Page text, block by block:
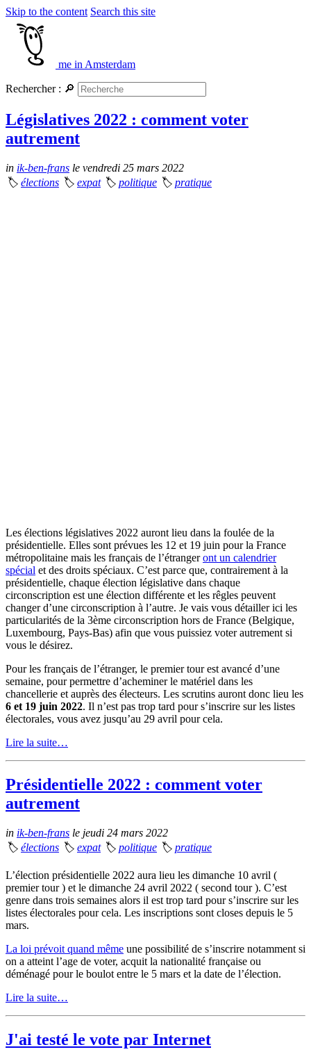
Skip to the content Search this site
me in Amsterdam
Rechercher : 🔎
Législatives 2022 : comment voter
autrement
in ik-ben-frans le vendredi 25 mars 2022
🏷 élections 🏷 expat 🏷 politique 🏷 pratique
Les élections législatives 2022 auront lieu dans la foulée de la
présidentielle. Elles sont prévues les 12 et 19 juin pour la France
métropolitaine mais les français de l’étrangeront un calendrier
spécial et des droits spéciaux. C’est parce que, contrairement à la
présidentielle, chaque élection législative dans chaque
circonscription est une élection différente et les rêgles peuvent
changer d’une circonscription à l’autre. Je vais vous détailler ici les
particularités de la 3ème circonscription hors de France (Belgique,
Luxembourg, Pays-Bas) afin que vous puissiez voter autrement si
vous le désirez.
Pour les français de l’étranger, le premier tour est avancé d’une
semaine, pour permettre d’acheminer le matériel dans les
chancellerie et auprès des électeurs. Les scrutins auront donc lieu les
6 et 19 juin 2022. Il n’est pas trop tard pour s’inscrire sur les listes
électorales, vous avez jusqu’au 29 avril pour cela.
Lire la suite…
Présidentielle 2022 : comment voter
autrement
in ik-ben-frans le jeudi 24 mars 2022
🏷 élections 🏷 expat 🏷 politique 🏷 pratique
L’élection présidentielle 2022 aura lieu les dimanche 10 avril (
premier tour ) et le dimanche 24 avril 2022 ( second tour ). C’est
genre dans trois semaines alors il est trop tard pour s’inscrire sur les
listes électorales pour cela. Les inscriptions sont closes depuis le 5
mars.
La loi prévoit quand même une possibilité de s’inscrire notamment si
on a atteint l’age de voter, acquit la nationalité française ou
déménagé pour le boulot entre le 5 mars et la date de l’élection.
Lire la suite…
J'ai testé le vote par Internet